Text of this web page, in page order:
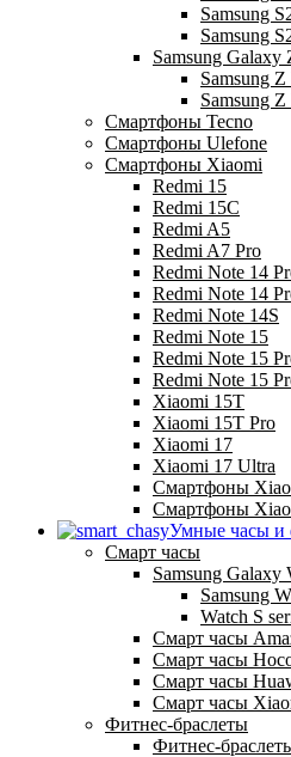
Samsung
Samsung
Samsung Galaxy
Samsung
Samsung
Смартфоны Tecno
Смартфоны Ulefone
Смартфоны Xiaomi
Redmi 15
Redmi 15C
Redmi A5
Redmi A7 Pro
Redmi Note 14
Redmi Note 14
Redmi Note 14S
Redmi Note 15
Redmi Note 15
Redmi Note 15
Xiaomi 15T
Xiaomi 15T Pro
Xiaomi 17
Xiaomi 17 Ultra
Смартфоны
Смартфоны
Умные часы и
Смарт часы
Samsung Galaxy
Samsung
Watch S
Смарт часы
Смарт часы
Смарт часы
Смарт часы
Фитнес-браслеты
Фитнес-